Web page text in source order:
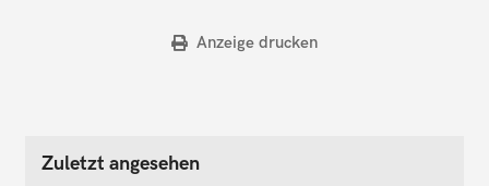
Anzeige drucken
Zuletzt angesehen